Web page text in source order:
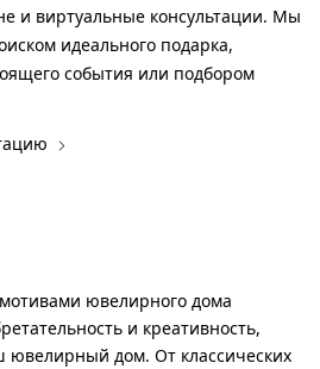
и виртуальные консультации. Мы
идеального подарка,
события или подбором
ювелирного дома
и креативность,
ювелирный дом. От классических